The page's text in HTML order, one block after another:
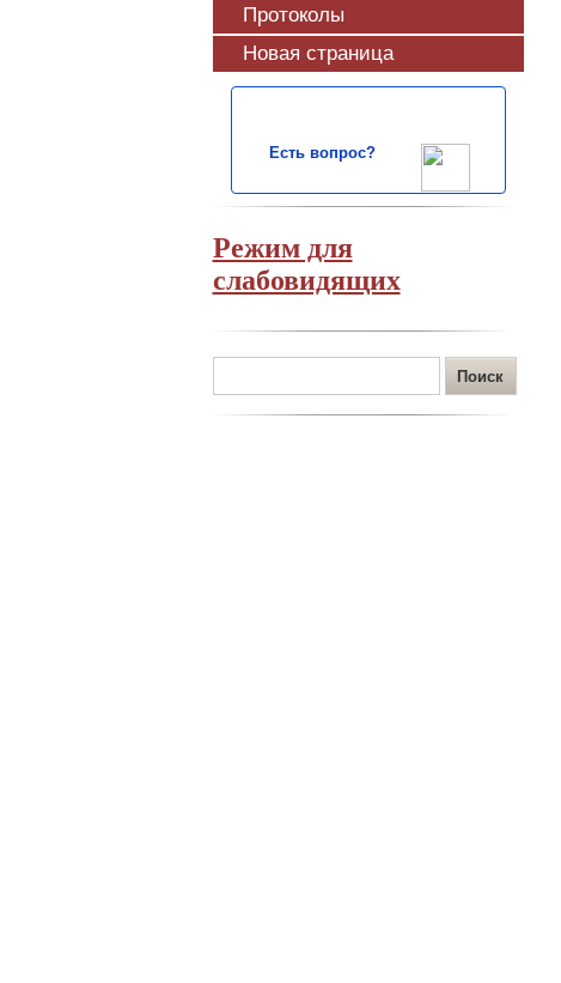
Протоколы
Новая страница
Есть вопрос?
Режим для
слабовидящих